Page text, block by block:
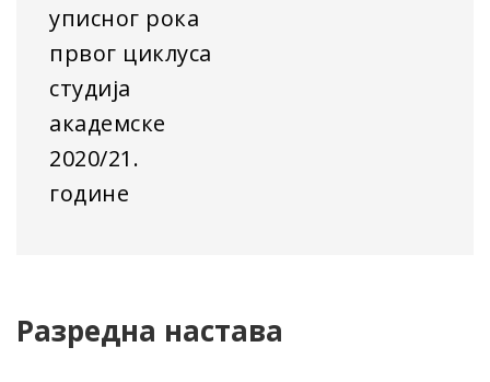
уписног рока
првог циклуса
студија
академске
2020/21.
године
Разредна настава